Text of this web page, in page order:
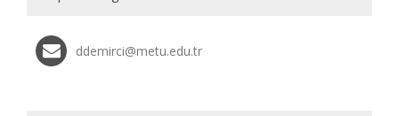
ddemirci@metu.edu.tr